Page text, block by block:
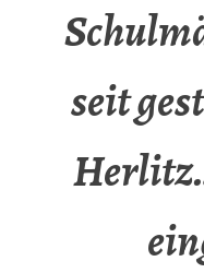
seit